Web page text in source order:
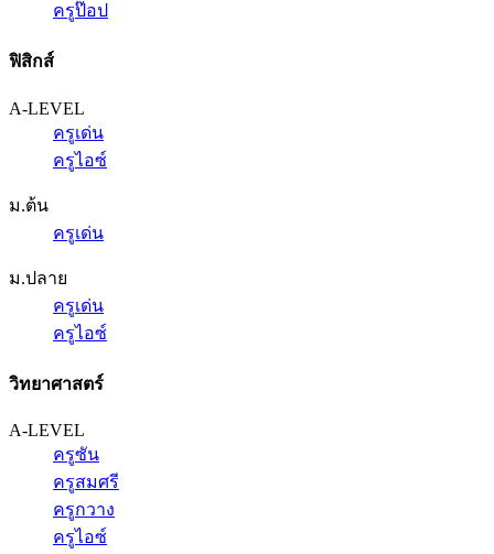
ครูป๊อป
ฟิสิกส์
A-LEVEL
ครูเด่น
ครูไอซ์
ม.ต้น
ครูเด่น
ม.ปลาย
ครูเด่น
ครูไอซ์
วิทยาศาสตร์
A-LEVEL
ครูซัน
ครูสมศรี
ครูกวาง
ครูไอซ์